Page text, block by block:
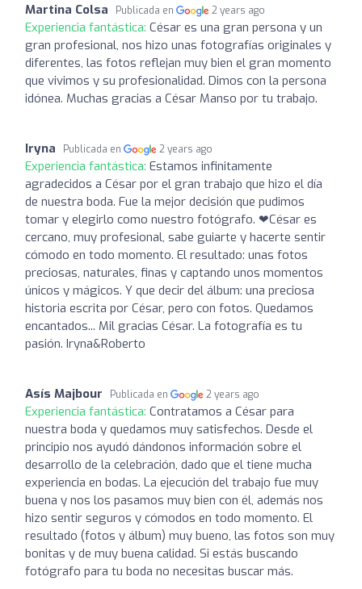
Martina Colsa Publicada en 2 years ago
Experiencia fantástica: César es una gran persona y un
gran profesional, nos hizo unas fotografías originales y
diferentes, las fotos reflejan muy bien el gran momento
que vivimos y su profesionalidad. Dimos con la persona
idónea. Muchas gracias a César Manso por tu trabajo.
Iryna Publicada en 2 years ago
Experiencia fantástica: Estamos infinitamente
agradecidos a César por el gran trabajo que hizo el día
de nuestra boda. Fue la mejor decisión que pudimos
tomar y elegirlo como nuestro fotógrafo. ❤César es
cercano, muy profesional, sabe guiarte y hacerte sentir
cómodo en todo momento. El resultado: unas fotos
preciosas, naturales, finas y captando unos momentos
únicos y mágicos. Y que decir del álbum: una preciosa
historia escrita por César, pero con fotos. Quedamos
encantados... Mil gracias César. La fotografía es tu
pasión. Iryna&Roberto
Asís Majbour Publicada en 2 years ago
Experiencia fantástica: Contratamos a César para
nuestra boda y quedamos muy satisfechos. Desde el
principio nos ayudó dándonos información sobre el
desarrollo de la celebración, dado que el tiene mucha
experiencia en bodas. La ejecución del trabajo fue muy
buena y nos los pasamos muy bien con él, además nos
hizo sentir seguros y cómodos en todo momento. El
resultado (fotos y álbum) muy bueno, las fotos son muy
bonitas y de muy buena calidad. Si estás buscando
fotógrafo para tu boda no necesitas buscar más.